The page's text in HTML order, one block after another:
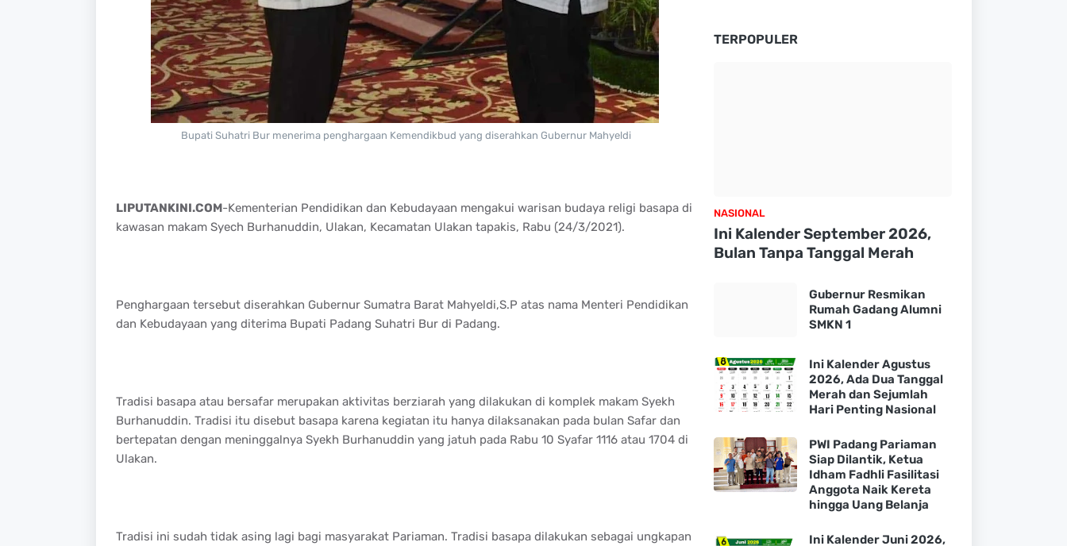
Bupati Suhatri Bur menerima penghargaan Kemendikbud yang diserahkan Gubernur Mahyeldi
LIPUTANKINI.COM-Kementerian Pendidikan dan Kebudayaan mengakui warisan budaya religi basapa di
kawasan makam Syech Burhanuddin, Ulakan, Kecamatan Ulakan tapakis, Rabu (24/3/2021).
Penghargaan tersebut diserahkan Gubernur Sumatra Barat Mahyeldi,S.P atas nama Menteri Pendidikan
dan Kebudayaan yang diterima Bupati Padang Suhatri Bur di Padang.
Tradisi basapa atau bersafar merupakan aktivitas berziarah yang dilakukan di komplek makam Syekh
Burhanuddin. Tradisi itu disebut basapa karena kegiatan itu hanya dilaksanakan pada bulan Safar dan
bertepatan dengan meninggalnya Syekh Burhanuddin yang jatuh pada Rabu 10 Syafar 1116 atau 1704 di
Ulakan.
Tradisi ini sudah tidak asing lagi bagi masyarakat Pariaman. Tradisi basapa dilakukan sebagai ungkapan
TERPOPULER
NASIONAL
Ini Kalender September 2026,
Bulan Tanpa Tanggal Merah
Gubernur Resmikan
Rumah Gadang Alumni
SMKN 1
Ini Kalender Agustus
2026, Ada Dua Tanggal
Merah dan Sejumlah
Hari Penting Nasional
PWI Padang Pariaman
Siap Dilantik, Ketua
Idham Fadhli Fasilitasi
Anggota Naik Kereta
hingga Uang Belanja
Ini Kalender Juni 2026,